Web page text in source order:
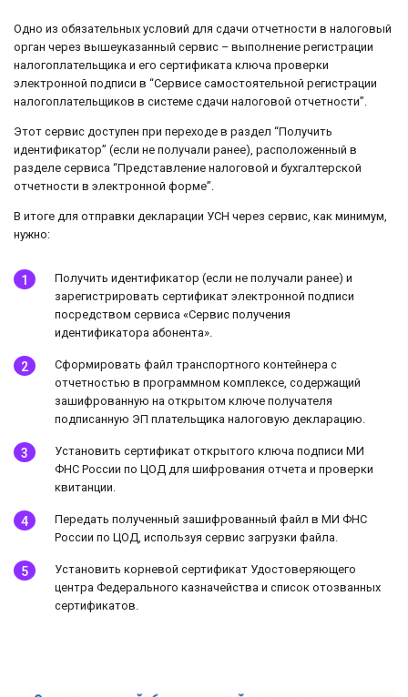
Одно из обязательных условий для сдачи отчетности в налоговый
орган через вышеуказанный сервис – выполнение регистрации
налогоплательщика и его сертификата ключа проверки
электронной подписи в “Сервисе самостоятельной регистрации
налогоплательщиков в системе сдачи налоговой отчетности”.
Этот сервис доступен при переходе в раздел “Получить
идентификатор” (если не получали ранее), расположенный в
разделе сервиса “Представление налоговой и бухгалтерской
отчетности в электронной форме”.
В итоге для отправки декларации УСН через сервис, как минимум,
нужно:
Получить идентификатор (если не получали ранее) и
зарегистрировать сертификат электронной подписи
посредством сервиса «Сервис получения
идентификатора абонента».
Сформировать файл транспортного контейнера с
отчетностью в программном комплексе, содержащий
зашифрованную на открытом ключе получателя
подписанную ЭП плательщика налоговую декларацию.
Установить сертификат открытого ключа подписи МИ
ФНС России по ЦОД для шифрования отчета и проверки
квитанции.
Передать полученный зашифрованный файл в МИ ФНС
России по ЦОД, используя сервис загрузки файла.
Установить корневой сертификат Удостоверяющего
центра Федерального казначейства и список отозванных
сертификатов.